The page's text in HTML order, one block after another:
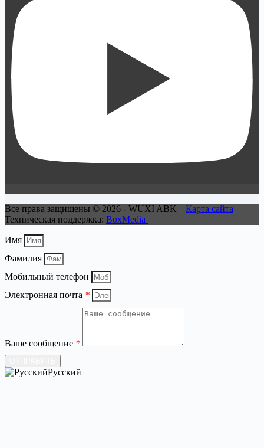
Все права защищены © 2026 - WUXI ABK | Карта сайта |
Техническая поддержка: BoxMedia
Имя
Фамилия
Мобильный телефон
Электронная почта *
Ваше сообщение *
Русский